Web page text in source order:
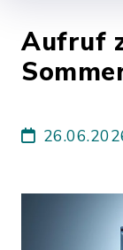
Aufruf